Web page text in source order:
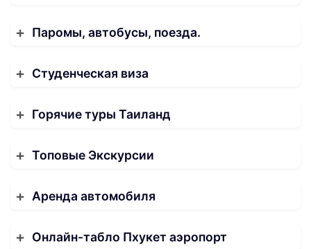
Паромы, автобусы, поезда.
Студенческая виза
Горячие туры Таиланд
Топовые Экскурсии
Аренда автомобиля
Онлайн-табло Пхукет аэропорт